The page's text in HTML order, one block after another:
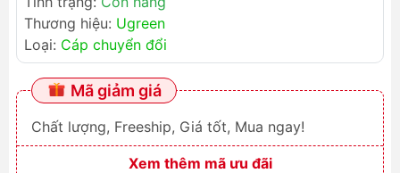
Thương hiệu: Ugreen
Loại: Cáp chuyển đổi
Mã giảm giá
Chất lượng, Freeship, Giá tốt, Mua ngay!
Xem thêm mã ưu đãi